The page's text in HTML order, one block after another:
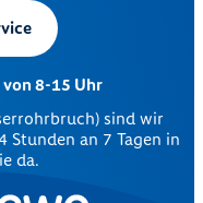
8-15 Uhr
sind wir
Stunden an 7 Tagen in
da.